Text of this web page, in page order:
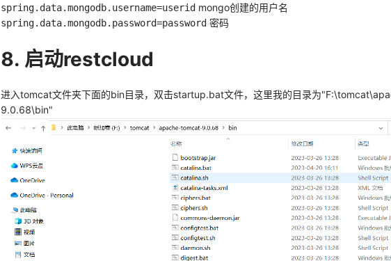
spring.data.mongodb.username=userid mongo创建的用户名
spring.data.mongodb.password=password 密码
8. 启动restcloud
进入tomcat文件夹下面的bin目录，双击startup.bat文件，这里我的目录为
9.0.68\bin"